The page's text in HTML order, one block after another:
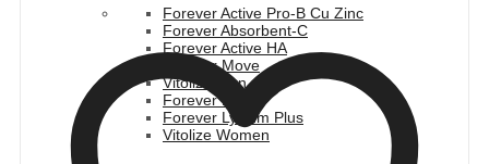
Forever Active Pro-B Cu Zinc
Forever Absorbent-C
Forever Active HA
Forever Move
Vitolize Men
Forever Daily
Forever Lycium Plus
Vitolize Women